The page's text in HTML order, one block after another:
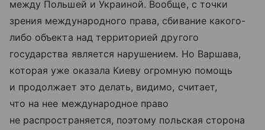
между Польшей и Украиной. Вообще, с точки
зрения международного права, сбивание какого-
либо объекта над территорией другого
государства является нарушением. Но Варшава,
которая уже оказала Киеву огромную помощь
и продолжает это делать, видимо, считает,
что на нее международное право
не распространяется, поэтому польская сторона